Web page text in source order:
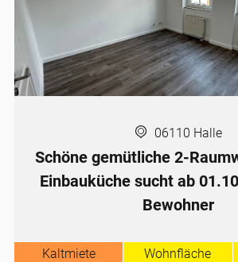
06110 Halle
Schöne gemütliche 2-
Einbauküche sucht ab
Bewohner
Kaltmiete
Wohnfläche